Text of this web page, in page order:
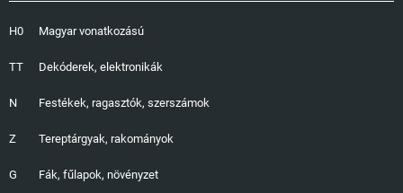
H0
TT
N
Z
G
Magyar vonatkozású
Dekóderek, elektronikák
Festékek, ragasztók, szerszámok
Tereptárgyak, rakományok
Fák, fűlapok, növényzet